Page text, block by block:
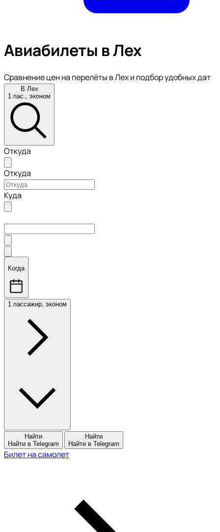
Авиабилеты в Лех
Сравнение цен на перелёты в Лех и подбор удобных дат
В Лех
1 пас., эконом
Откуда
Откуда
Куда
Когда
1 пассажир, эконом
Найти
Найти в Telegram
Найти
Найти в Telegram
Билет на самолет